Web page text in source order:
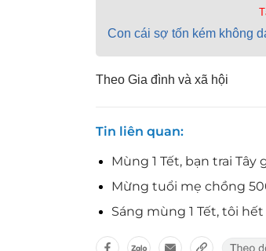
Con cái sợ tốn kém không
Theo Gia đình và xã hội
Tin liên quan
Mùng 1 Tết, bạn trai
Mừng tuổi mẹ chồng
Sáng mùng 1 Tết, tôi